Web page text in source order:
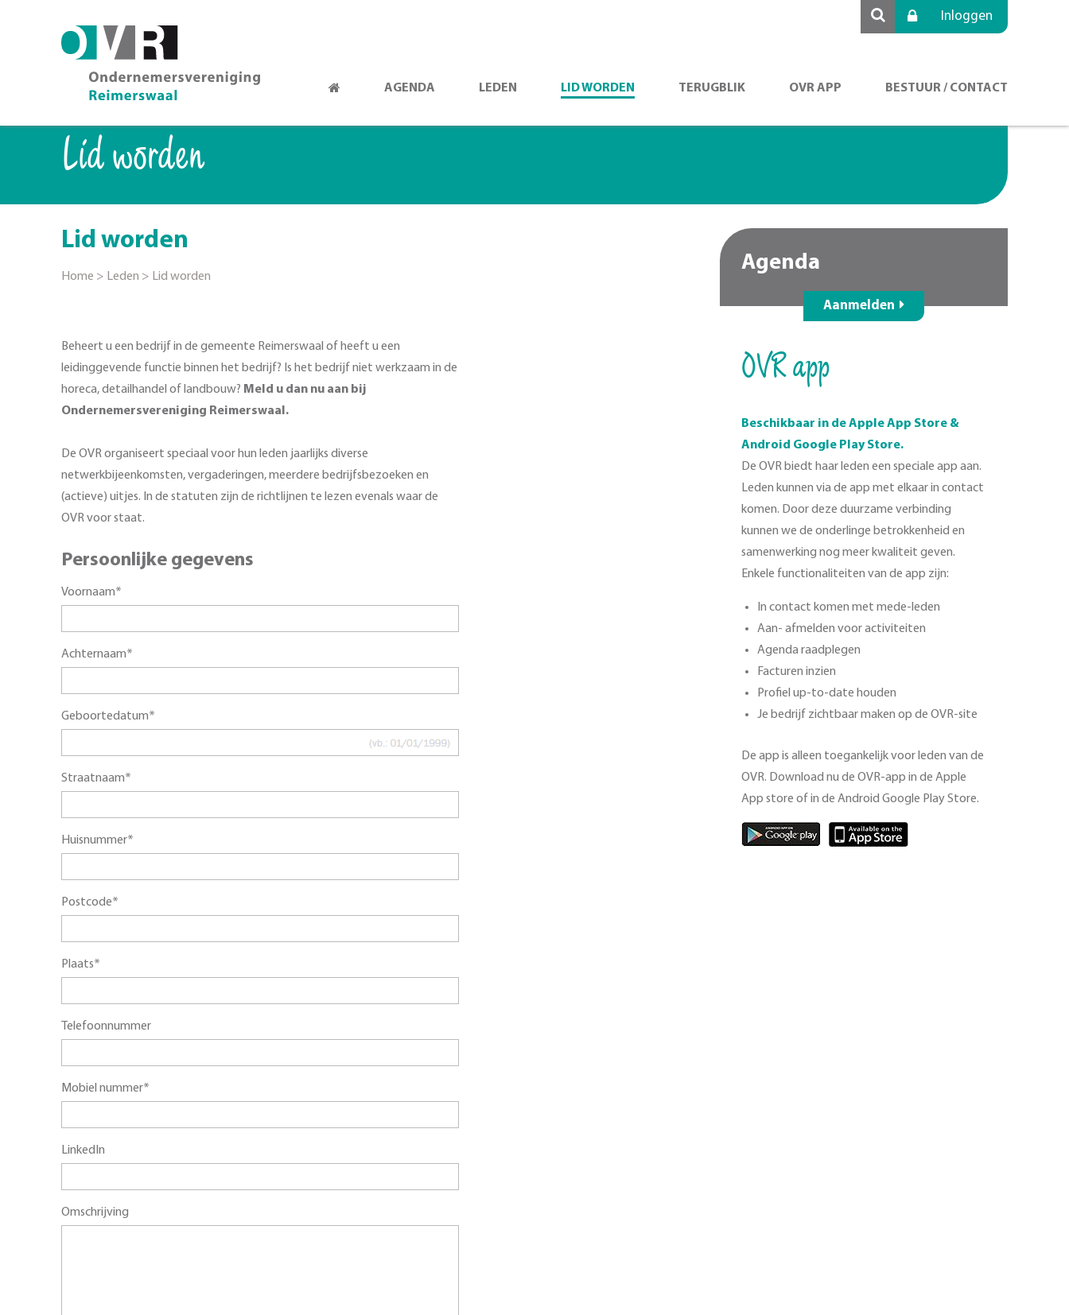
Inloggen
AGENDA LEDEN LID WORDEN TERUGBLIK OVR APP BESTUUR / CONTACT
Lid worden
Lid worden
Home > Leden > Lid worden
Beheert u een bedrijf in de gemeente Reimerswaal of heeft u een
leidinggevende functie binnen het bedrijf? Is het bedrijf niet werkzaam in de
horeca, detailhandel of landbouw? Meld u dan nu aan bij
Ondernemersvereniging Reimerswaal.
De OVR organiseert speciaal voor hun leden jaarlijks diverse
netwerkbijeenkomsten, vergaderingen, meerdere bedrijfsbezoeken en
(actieve) uitjes. In de statuten zijn de richtlijnen te lezen evenals waar de
OVR voor staat.
Persoonlijke gegevens
Voornaam*
Achternaam*
Geboortedatum*
Straatnaam*
Huisnummer*
Postcode*
Plaats*
Telefoonnummer
Mobiel nummer*
LinkedIn
Omschrijving
Agenda
Aanmelden
OVR app
Beschikbaar in de Apple App Store &
Android Google Play Store.
De OVR biedt haar leden een speciale app aan.
Leden kunnen via de app met elkaar in contact
komen. Door deze duurzame verbinding
kunnen we de onderlinge betrokkenheid en
samenwerking nog meer kwaliteit geven.
Enkele functionaliteiten van de app zijn:
In contact komen met mede-leden
Aan- afmelden voor activiteiten
Agenda raadplegen
Facturen inzien
Profiel up-to-date houden
Je bedrijf zichtbaar maken op de OVR-site
De app is alleen toegankelijk voor leden van de
OVR. Download nu de OVR-app in de Apple
App store of in de Android Google Play Store.